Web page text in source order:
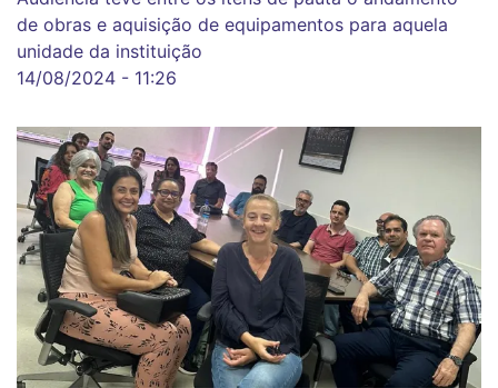
de obras e aquisição de equipamentos para aquela
unidade da instituição
14/08/2024 - 11:26